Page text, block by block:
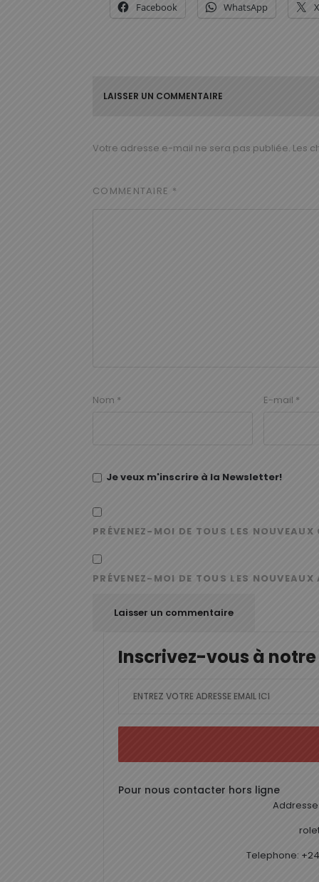
Facebook WhatsApp X
LAISSER UN COMMENTAIRE
Votre adresse e-mail ne sera pas publiée. Les
COMMENTAIRE *
Nom * E-mail *
Je veux m'inscrire à la Newsletter!
PRÉVENEZ-MOI DE TOUS LES
PRÉVENEZ-MOI DE TOUS LES
Inscrivez-vous à
Pour nous contacter hors ligne
Telephone: